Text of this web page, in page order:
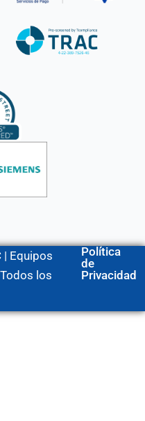
| Equipos
los
Política
de
Privacidad